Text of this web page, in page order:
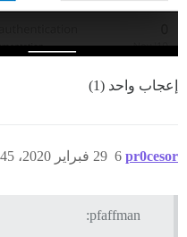
إعجاب واحد (1)
pr0cesor 29 فبراير 2020، 3:45م 6
pfaffman: